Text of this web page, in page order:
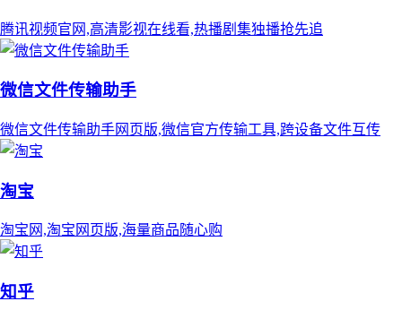
腾讯视频官网,高清影视在线看,热播剧集独播抢先追
微信文件传输助手
微信文件传输助手网页版,微信官方传输工具,跨设备文件互传
淘宝
淘宝网,淘宝网页版,海量商品随心购
知乎